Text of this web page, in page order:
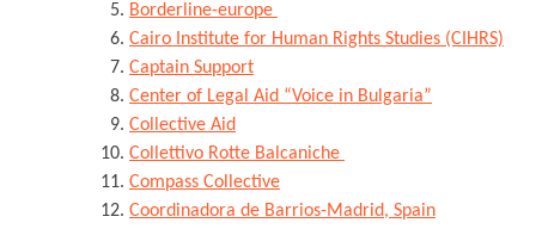
Borderline-europe
Cairo Institute for Human Rights Studies (CIHRS)
Captain Support
Center of Legal Aid “Voice in Bulgaria”
Collective Aid
Collettivo Rotte Balcaniche
Compass Collective
Coordinadora de Barrios-Madrid, Spain